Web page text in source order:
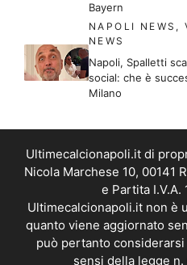
Bayern
NAPOLI NEWS ,
NEWS
Napoli, Spalletti
social: che è
Milano
Ultimecalcionapoli.it di
Nicola Marchese 10, 00141
e Partita I.V.A.
Ultimecalcionapoli.it non è
quanto viene aggiornato
può pertanto
sensi della legge n.